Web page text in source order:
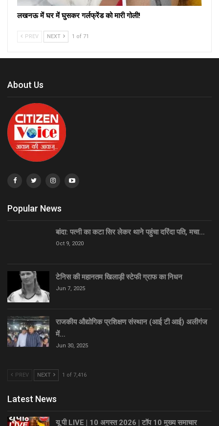
लखनऊ में घर में घुसकर गर्लफ्रेंड को मारी गोली!
PREV NEXT 1 of 71
About Us
Popular News
बांदा: पत्नी का कटा सिर लेकर थाने पहुंचा दरिंदा पति, मचा…
Oct 9, 2020
टेनिस की महानतम खिलाड़ी स्टेफी ग्राफ का निधन
Jun 7, 2025
राजकीय औद्योगिक प्रशिक्षण संस्थान (आई टी आई) अलीगंज
में…
Jun 30, 2025
PREV NEXT 1 of 7,416
Latest News
यू पी LIVE | 10 अगस्त 2026 | टॉप 10 मुख्य समाचार